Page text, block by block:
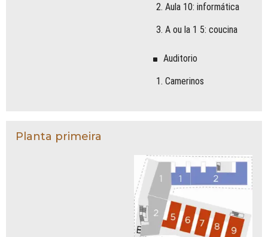
Aula 10: infor mática
A ou l a 1 5 : c ou c i n a
Auditorio
Camerinos
Planta primeira